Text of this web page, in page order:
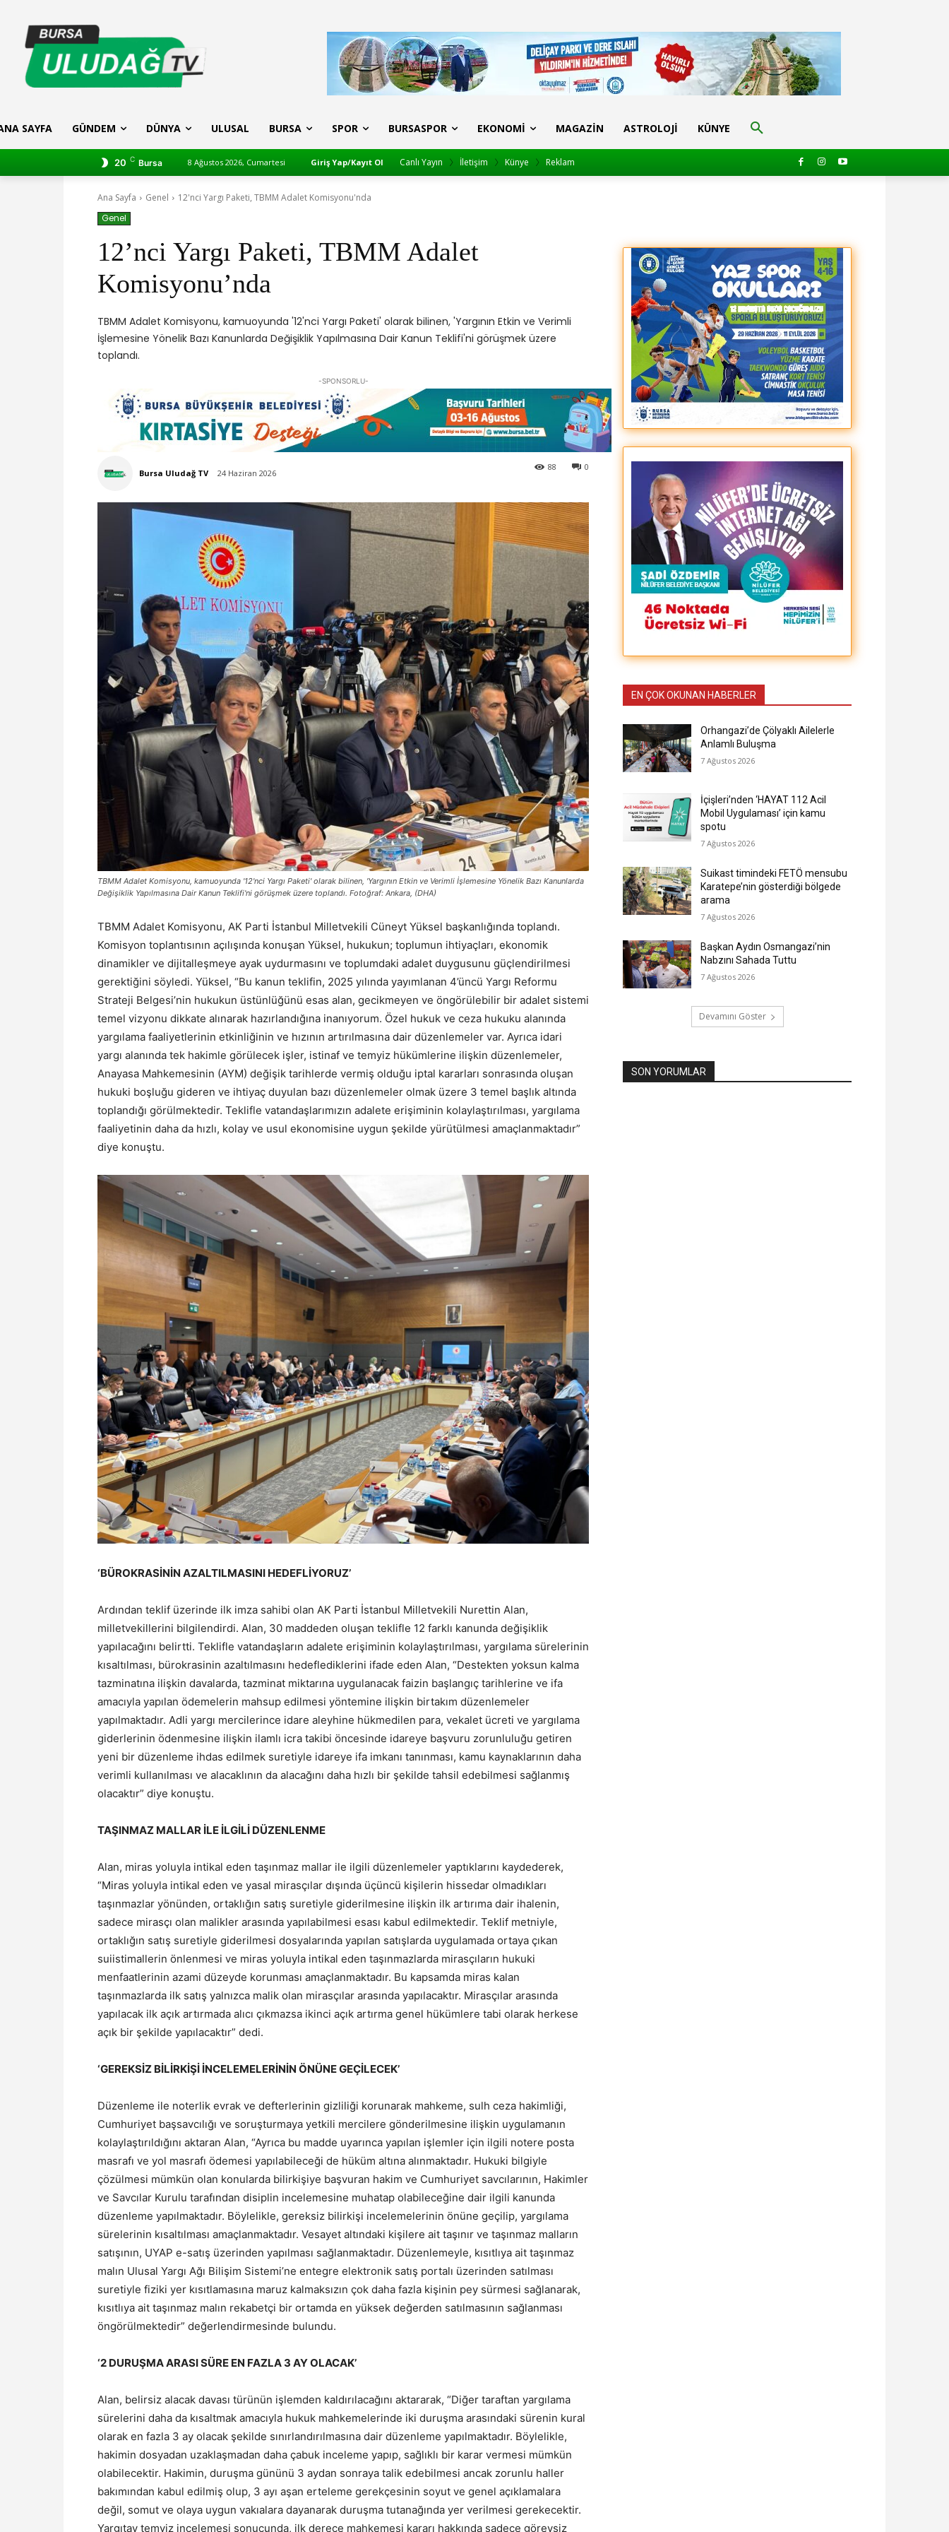
SAYFA GÜNDEM DÜNYA ULUSAL BURSA SPOR BURSASPOR EKONOMI MAGAZIN ASTROLOJI KÜNYE
20 C Bursa 8 Ağustos 2026, Cumartesi Giriş Yap/Kayıt Ol Canlı Yayın İletişim Künye Reklam
Ana Sayfa Genel
12'nci Yargı Paketi, TBMM Adalet Komisyonu'nda
Genel
12’nci Yargı Paketi, TBMM Adalet
Komisyonu’nda
TBMM Adalet Komisyonu, kamuoyunda '12'nci Yargı Paketi' olarak bilinen, 'Yargının Etkin ve Verimli
İşlemesine Yönelik Bazı Kanunlarda Değişiklik Yapılmasına Dair Kanun Teklifi'ni görüşmek üzere
toplandı.
-SPONSORLU-
Bursa Uludağ TV 24 Haziran 2026
0
88
TBMM Adalet Komisyonu, kamuoyunda '12'nci Yargı Paketi' olarak bilinen, 'Yargının Etkin ve Verimli İşlemesine Yönelik Bazı Kanunlarda
Değişiklik Yapılmasına Dair Kanun Teklifi'ni görüşmek üzere toplandı. Fotoğraf: Ankara, (DHA)
TBMM Adalet Komisyonu, AK Parti İstanbul Milletvekili Cüneyt Yüksel başkanlığında toplandı.
Komisyon toplantısının açılışında konuşan Yüksel, hukukun; toplumun ihtiyaçları, ekonomik
dinamikler ve dijitalleşmeye ayak uydurmasını ve toplumdaki adalet duygusunu güçlendirilmesi
gerektiğini söyledi. Yüksel, “Bu kanun teklifin, 2025 yılında yayımlanan 4’üncü Yargı Reformu
Strateji Belgesi’nin hukukun üstünlüğünü esas alan, gecikmeyen ve öngörülebilir bir adalet sistemi
temel vizyonu dikkate alınarak hazırlandığına inanıyorum. Özel hukuk ve ceza hukuku alanında
yargılama faaliyetlerinin etkinliğinin ve hızının artırılmasına dair düzenlemeler var. Ayrıca idari
yargı alanında tek hakimle görülecek işler, istinaf ve temyiz hükümlerine ilişkin düzenlemeler,
Anayasa Mahkemesinin (AYM) değişik tarihlerde vermiş olduğu iptal kararları sonrasında oluşan
hukuki boşluğu gideren ve ihtiyaç duyulan bazı düzenlemeler olmak üzere 3 temel başlık altında
toplandığı görülmektedir. Teklifle vatandaşlarımızın adalete erişiminin kolaylaştırılması, yargılama
faaliyetinin daha da hızlı, kolay ve usul ekonomisine uygun şekilde yürütülmesi amaçlanmaktadır”
diye konuştu.
‘BÜROKRASİNİN AZALTILMASINI HEDEFLİYORUZ’
Ardından teklif üzerinde ilk imza sahibi olan AK Parti İstanbul Milletvekili Nurettin Alan,
milletvekillerini bilgilendirdi. Alan, 30 maddeden oluşan teklifle 12 farklı kanunda değişiklik
yapılacağını belirtti. Teklifle vatandaşların adalete erişiminin kolaylaştırılması, yargılama sürelerinin
kısaltılması, bürokrasinin azaltılmasını hedeflediklerini ifade eden Alan, “Destekten yoksun kalma
tazminatına ilişkin davalarda, tazminat miktarına uygulanacak faizin başlangıç tarihlerine ve ifa
amacıyla yapılan ödemelerin mahsup edilmesi yöntemine ilişkin birtakım düzenlemeler
yapılmaktadır. Adli yargı mercilerince idare aleyhine hükmedilen para, vekalet ücreti ve yargılama
giderlerinin ödenmesine ilişkin ilamlı icra takibi öncesinde idareye başvuru zorunluluğu getiren
yeni bir düzenleme ihdas edilmek suretiyle idareye ifa imkanı tanınması, kamu kaynaklarının daha
verimli kullanılması ve alacaklının da alacağını daha hızlı bir şekilde tahsil edebilmesi sağlanmış
olacaktır” diye konuştu.
TAŞINMAZ MALLAR İLE İLGİLİ DÜZENLENME
Alan, miras yoluyla intikal eden taşınmaz mallar ile ilgili düzenlemeler yaptıklarını kaydederek,
“Miras yoluyla intikal eden ve yasal mirasçılar dışında üçüncü kişilerin hissedar olmadıkları
taşınmazlar yönünden, ortaklığın satış suretiyle giderilmesine ilişkin ilk artırıma dair ihalenin,
sadece mirasçı olan malikler arasında yapılabilmesi esası kabul edilmektedir. Teklif metniyle,
ortaklığın satış suretiyle giderilmesi dosyalarında yapılan satışlarda uygulamada ortaya çıkan
suiistimallerin önlenmesi ve miras yoluyla intikal eden taşınmazlarda mirasçıların hukuki
menfaatlerinin azami düzeyde korunması amaçlanmaktadır. Bu kapsamda miras kalan
taşınmazlarda ilk satış yalnızca malik olan mirasçılar arasında yapılacaktır. Mirasçılar arasında
yapılacak ilk açık artırmada alıcı çıkmazsa ikinci açık artırma genel hükümlere tabi olarak herkese
açık bir şekilde yapılacaktır” dedi.
‘GEREKSİZ BİLİRKİŞİ İNCELEMELERİNİN ÖNÜNE GEÇİLECEK’
Düzenleme ile noterlik evrak ve defterlerinin gizliliği korunarak mahkeme, sulh ceza hakimliği,
Cumhuriyet başsavcılığı ve soruşturmaya yetkili mercilere gönderilmesine ilişkin uygulamanın
kolaylaştırıldığını aktaran Alan, “Ayrıca bu madde uyarınca yapılan işlemler için ilgili notere posta
masrafı ve yol masrafı ödemesi yapılabileceği de hüküm altına alınmaktadır. Hukuki bilgiyle
çözülmesi mümkün olan konularda bilirkişiye başvuran hakim ve Cumhuriyet savcılarının, Hakimler
ve Savcılar Kurulu tarafından disiplin incelemesine muhatap olabileceğine dair ilgili kanunda
düzenleme yapılmaktadır. Böylelikle, gereksiz bilirkişi incelemelerinin önüne geçilip, yargılama
sürelerinin kısaltılması amaçlanmaktadır. Vesayet altındaki kişilere ait taşınır ve taşınmaz malların
satışının, UYAP e-satış üzerinden yapılması sağlanmaktadır. Düzenlemeyle, kısıtlıya ait taşınmaz
malın Ulusal Yargı Ağı Bilişim Sistemi’ne entegre elektronik satış portalı üzerinden satılması
suretiyle fiziki yer kısıtlamasına maruz kalmaksızın çok daha fazla kişinin pey sürmesi sağlanarak,
kısıtlıya ait taşınmaz malın rekabetçi bir ortamda en yüksek değerden satılmasının sağlanması
öngörülmektedir” değerlendirmesinde bulundu.
‘2 DURUŞMA ARASI SÜRE EN FAZLA 3 AY OLACAK’
Alan, belirsiz alacak davası türünün işlemden kaldırılacağını aktararak, “Diğer taraftan yargılama
sürelerini daha da kısaltmak amacıyla hukuk mahkemelerinde iki duruşma arasındaki sürenin kural
olarak en fazla 3 ay olacak şekilde sınırlandırılmasına dair düzenleme yapılmaktadır. Böylelikle,
hakimin dosyadan uzaklaşmadan daha çabuk inceleme yapıp, sağlıklı bir karar vermesi mümkün
olabilecektir. Hakimin, duruşma gününü 3 aydan sonraya talik edebilmesi ancak zorunlu haller
bakımından kabul edilmiş olup, 3 ayı aşan erteleme gerekçesinin soyut ve genel açıklamalara
değil, somut ve olaya uygun vakıalara dayanarak duruşma tutanağında yer verilmesi gerekecektir.
Yargıtay temyiz incelemesi sonucunda, ilk derece mahkemesi kararı hakkında sadece görevsiz
EN ÇOK OKUNAN HABERLER
Orhangazi’de Çölyaklı Ailelerle
Anlamlı Buluşma
7 Ağustos 2026
İçişleri’nden ‘HAYAT 112 Acil
Mobil Uygulaması’ için kamu
spotu
7 Ağustos 2026
Suikast timindeki FETÖ mensubu
Karatepe’nin gösterdiği bölgede
arama
7 Ağustos 2026
Başkan Aydın Osmangazi’nin
Nabzını Sahada Tuttu
7 Ağustos 2026
Devamını Göster
SON YORUMLAR